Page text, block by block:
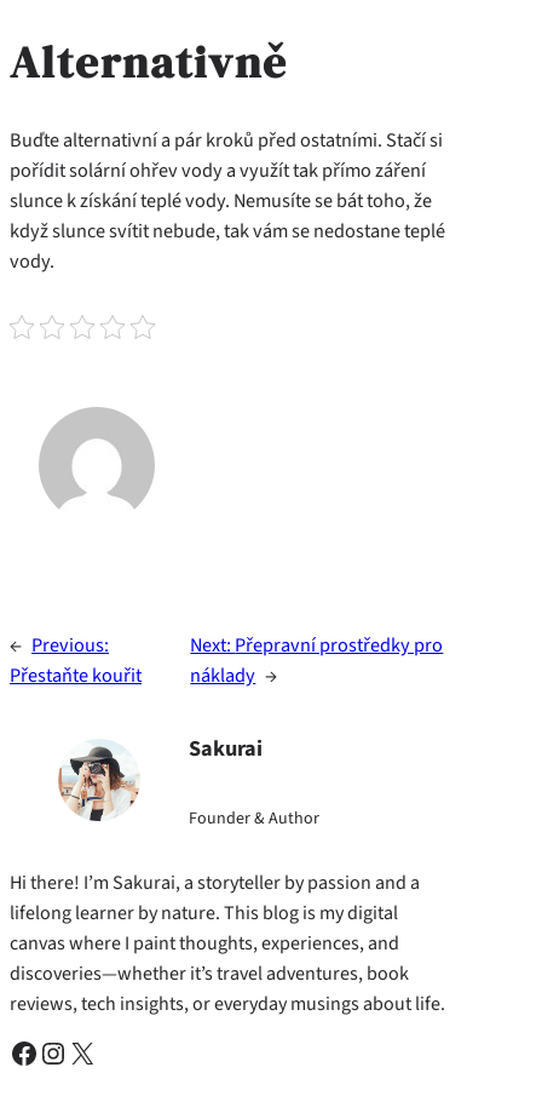
Alternativně
Buďte alternativní a pár kroků před ostatními. Stačí si
poříditsolární ohřev vodya využít tak přímo záření
slunce k získání teplé vody. Nemusíte se bát toho, že
když slunce svítit nebude, tak vám se nedostane teplé
vody.
← Previous:
Přestaňte kouřit
Next: Přepravní prostředky pro
náklady →
Sakurai
Founder & Author
Hi there! I’m Sakurai, a storyteller by passion and a
lifelong learner by nature. This blog is my digital
canvas where I paint thoughts, experiences, and
discoveries—whether it’s travel adventures, book
reviews, tech insights, or everyday musings about life.
Facebook Instagram X